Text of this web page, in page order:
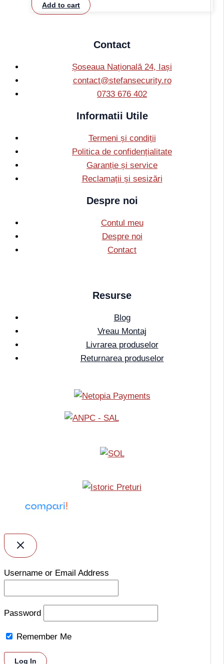
Add to cart
Contact
Șoseaua Națională 24, Iași
contact@stefansecurity.ro
0733 676 402
Informatii Utile
Termeni și condiții
Politica de confidențialitate
Garanție și service
Reclamații și sesizări
Despre noi
Contul meu
Despre noi
Contact
Resurse
Blog
Vreau Montaj
Livrarea produselor
Returnarea produselor
Username or Email Address
Password
Remember Me